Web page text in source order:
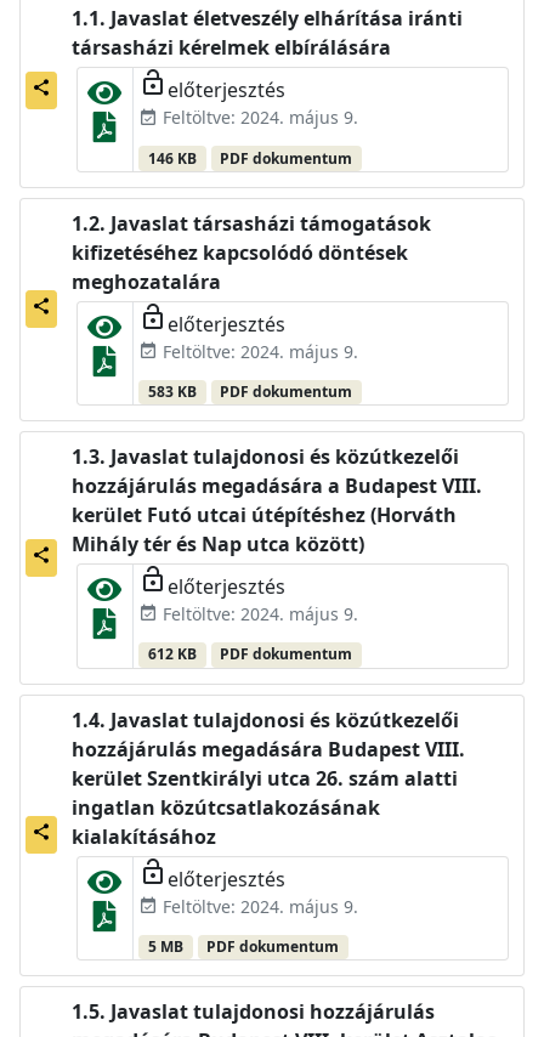
share
Javaslat életveszély elhárítása iránti
társasházi kérelmek elbírálására
lock_open előterjesztés
event_available Feltöltve: 2024. május 9.
146 KB PDF dokumentum
share
Javaslat társasházi támogatások
kifizetéséhez kapcsolódó döntések
meghozatalára
lock_open előterjesztés
event_available Feltöltve: 2024. május 9.
583 KB PDF dokumentum
share
Javaslat tulajdonosi és közútkezelői
hozzájárulás megadására a Budapest VIII.
kerület Futó utcai útépítéshez (Horváth
Mihály tér és Nap utca között)
lock_open előterjesztés
event_available Feltöltve: 2024. május 9.
612 KB PDF dokumentum
share
Javaslat tulajdonosi és közútkezelői
hozzájárulás megadására Budapest VIII.
kerület Szentkirályi utca 26. szám alatti
ingatlan közútcsatlakozásának
kialakításához
lock_open előterjesztés
event_available Feltöltve: 2024. május 9.
5 MB PDF dokumentum
Javaslat tulajdonosi hozzájárulás